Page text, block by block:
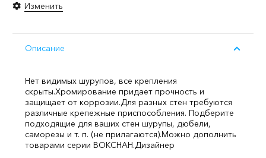
Изменить
Описание
Нет видимых шурупов, все крепления
скрыты.Хромирование придает прочность и
защищает от коррозии.Для разных стен требуются
различные крепежные приспособления. Подберите
подходящие для ваших стен шурупы, дюбели,
саморезы и т. п. (не прилагаются).Можно дополнить
товарами серии ВОКСНАН.Дизайнер